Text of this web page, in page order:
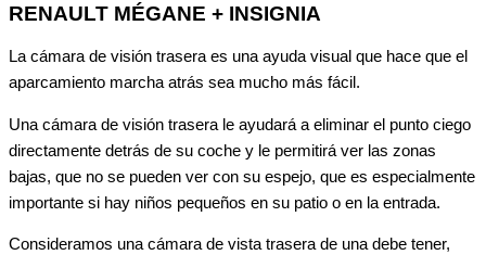
RENAULT MÉGANE + INSIGNIA
La cámara de visión trasera es una ayuda visual que hace que el
aparcamiento marcha atrás sea mucho más fácil.
Una cámara de visión trasera le ayudará a eliminar el punto ciego
directamente detrás de su coche y le permitirá ver las zonas
bajas, que no se pueden ver con su espejo, que es especialmente
importante si hay niños pequeños en su patio o en la entrada.
Consideramos una cámara de vista trasera de una debe tener,